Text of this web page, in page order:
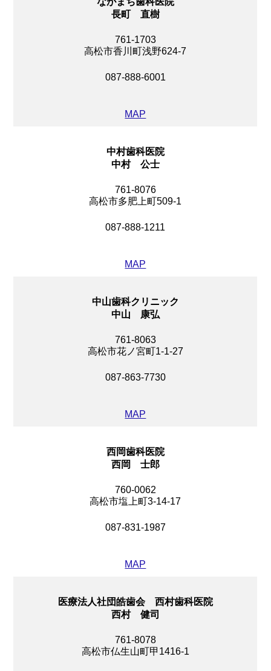
長町 直樹
761-1703
高松市香川町浅野624-7
087-888-6001
MAP
中村歯科医院
中村 公士
761-8076
高松市多肥上町509-1
087-888-1211
MAP
中山歯科クリニック
中山 康弘
761-8063
高松市花ノ宮町1-1-27
087-863-7730
MAP
西岡歯科医院
西岡 士郎
760-0062
高松市塩上町3-14-17
087-831-1987
MAP
医療法人社団皓歯会 西村歯科医院
西村 健司
761-8078
高松市仏生山町甲1416-1